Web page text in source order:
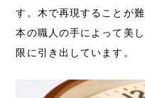
す。木で再現することが
本の職人の手によって美
限に引き出しています。